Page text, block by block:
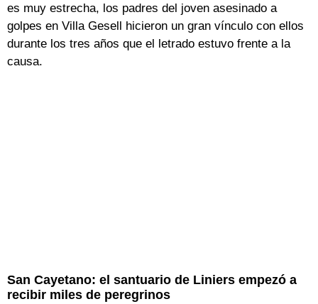
es muy estrecha, los padres del joven asesinado a
golpes en Villa Gesell hicieron un gran vínculo con ellos
durante los tres años que el letrado estuvo frente a la
causa.
San Cayetano: el santuario de Liniers empezó a
recibir miles de peregrinos